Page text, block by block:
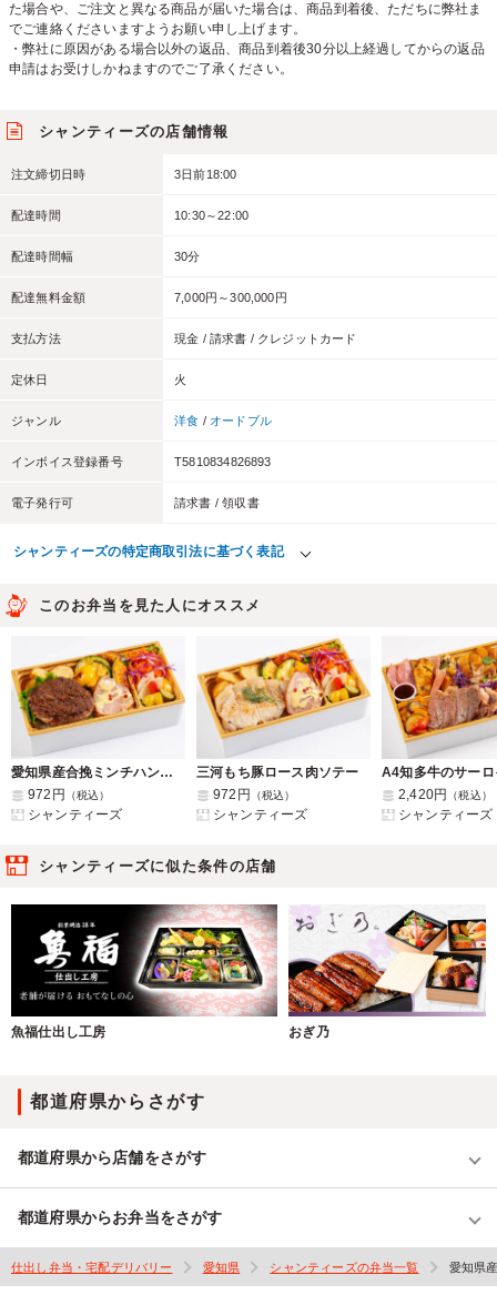
た場合や、ご注文と異なる商品が届いた場合は、商品到着後、ただちに弊社ま
でご連絡くださいますようお願い申し上げます。
・弊社に原因がある場合以外の返品、商品到着後30分以上経過してからの返品
申請はお受けしかねますのでご了承ください。
シャンティーズの店舗情報
注文締切日時 3日前18:00
配達時間 10:30～22:00
配達時間幅 30分
配達無料金額 7,000円～300,000円
支払方法 現金 / 請求書 / クレジットカード
定休日 火
ジャンル 洋食 / オードブル
インボイス登録番号 T5810834826893
電子発行可 請求書 / 領収書
シャンティーズの特定商取引法に基づく表記
このお弁当を見た人にオススメ
愛知県産合挽ミンチハンバーグ
972円
（税込）
シャンティーズ
三河もち豚ロース肉ソテー
972円
（税込）
シャンティーズ
2,420円 （税込）
シャンティーズ
シャンティーズに似た条件の店舗
魚福仕出し工房 おぎ乃
都道府県からさがす
都道府県から店舗をさがす
都道府県からお弁当をさがす
仕出し弁当・宅配デリバリー 愛知県 シャンティーズの弁当一覧 愛知県